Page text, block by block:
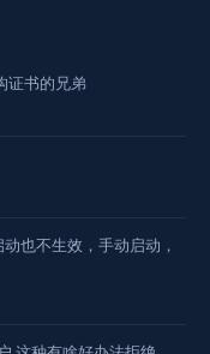
证书的兄弟
也不生效，手动启动，